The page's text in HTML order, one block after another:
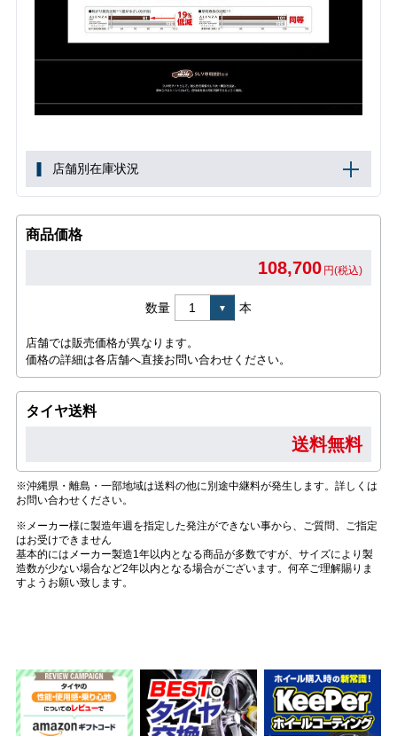
店舗別在庫状況
商品価格
108,700 円(税込)
数量 本
店舗では販売価格が異なります。
価格の詳細は各店舗へ直接お問い合わせください。
タイヤ送料
送料無料
※沖縄県・離島・一部地域は送料の他に別途中継料が発生します。詳しくは
お問い合わせください。
※メーカー様に製造年週を指定した発注ができない事から、ご質問、ご指定
はお受けできません
基本的にはメーカー製造1年以内となる商品が多数ですが、サイズにより製
造数が少ない場合など2年以内となる場合がございます。何卒ご理解賜りま
すようお願い致します。